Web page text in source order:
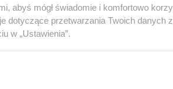
abyś mógł świadomie i komfortowo
dotyczące przetwarzania Twoich danych
w „Ustawienia”.